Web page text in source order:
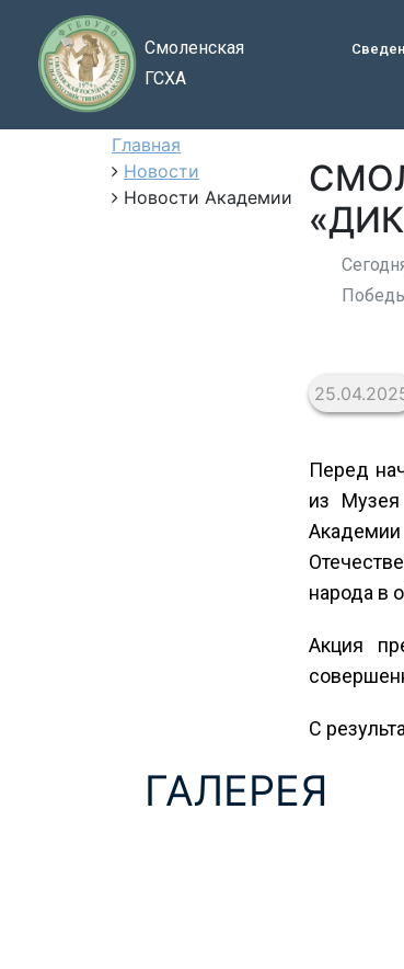
Смоленская
ГСХА
Главная
Новости
Новости Академии
Перед
из
народа в
Акция
С
ГАЛЕРЕЯ